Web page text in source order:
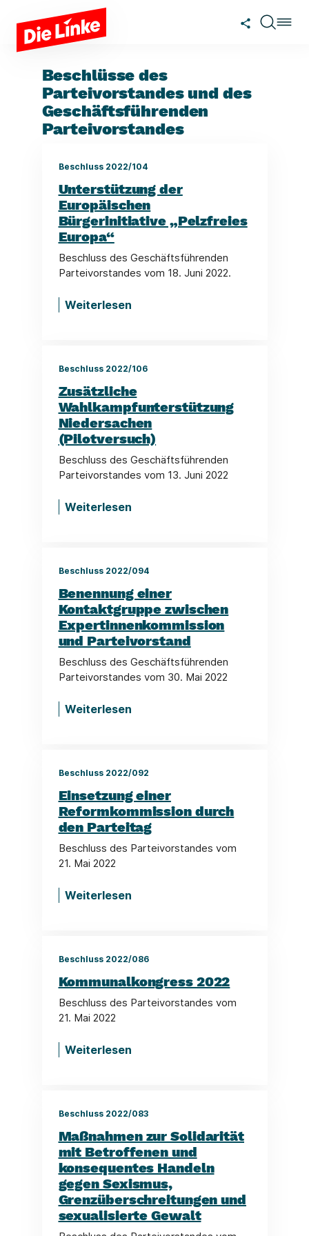
Zum Hauptinhalt springen
Beschlüsse des
Parteivorstandes und des
Geschäftsführenden
Parteivorstandes
Beschluss 2022/104
Unterstützung der
Europäischen
Bürgerinitiative „Pelzfreies
Europa“
Beschluss des Geschäftsführenden
Parteivorstandes vom 18. Juni 2022.
Weiterlesen
Beschluss 2022/106
Zusätzliche
Wahlkampfunterstützung
Niedersachen
(Pilotversuch)
Beschluss des Geschäftsführenden
Parteivorstandes vom 13. Juni 2022
Weiterlesen
Beschluss 2022/094
Benennung einer
Kontaktgruppe zwischen
Expertinnenkommission
und Parteivorstand
Beschluss des Geschäftsführenden
Parteivorstandes vom 30. Mai 2022
Weiterlesen
Beschluss 2022/092
Einsetzung einer
Reformkommission durch
den Parteitag
Beschluss des Parteivorstandes vom
21. Mai 2022
Weiterlesen
Beschluss 2022/086
Kommunalkongress 2022
Beschluss des Parteivorstandes vom
21. Mai 2022
Weiterlesen
Beschluss 2022/083
Maßnahmen zur Solidarität
mit Betroffenen und
konsequentes Handeln
gegen Sexismus,
Grenzüberschreitungen und
sexualisierte Gewalt